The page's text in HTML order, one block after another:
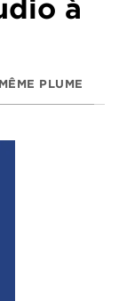
à
MÊME PLUME